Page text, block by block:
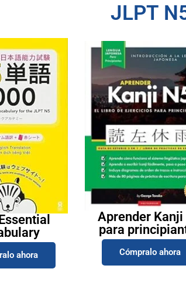
JLPT
ahora
Aprender Kanji
para
Cómpralo ahora